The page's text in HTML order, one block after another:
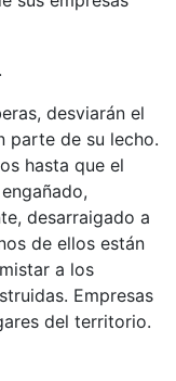
desviarán el
parte de su lecho.
hasta que el
desarraigado a
de ellos están
a los
Empresas
del territorio.